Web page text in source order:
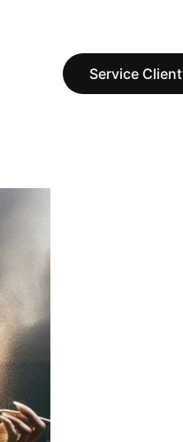
Service Client